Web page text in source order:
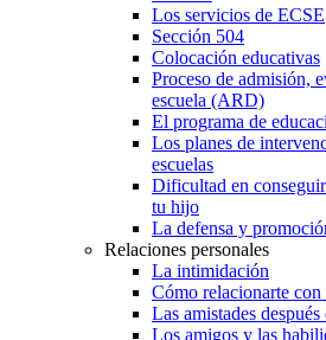
Los servicios de ECSE
Sección 504
Colocación educativas
Proceso de admisión,
escuela (ARD)
El programa de
Los planes de
escuelas
Dificultad en
tu hijo
La defensa y
Relaciones personales
La intimidación
Cómo relacionarte
Las amistades
Los amigos y las